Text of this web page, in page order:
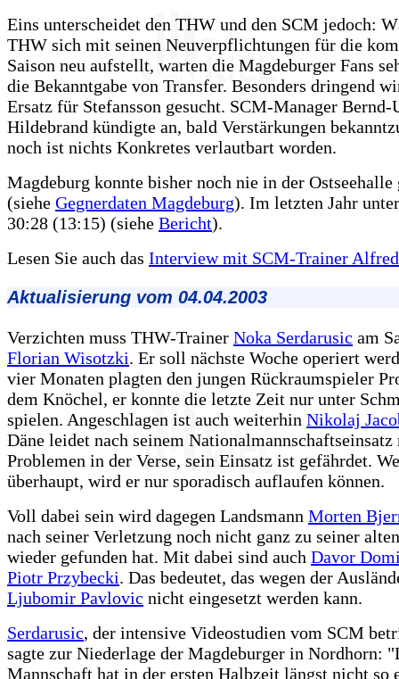
Eins unterscheidet den THW und den SCM jedoch:
THW sich mit seinen Neuverpflichtungen für die
Saison neu aufstellt, warten die Magdeburger Fans
die Bekanntgabe von Transfer. Besonders dringend
Ersatz für Stefansson gesucht. SCM-Manager Bernd-
Hildebrand kündigte an, bald Verstärkungen
noch ist nichts Konkretes verlautbart worden.
Magdeburg konnte bisher noch nie in der Ostseehalle
(siehe Gegnerdaten Magdeburg). Im letzten Jahr
30:28 (13:15) (siehe Bericht).
Lesen Sie auch das Interview mit SCM-Trainer
Aktualisierung vom 04.04.2003
Verzichten muss THW-Trainer Noka Serdarusic am
Florian Wisotzki. Er soll nächste Woche operiert
vier Monaten plagten den jungen Rückraumspieler
dem Knöchel, er konnte die letzte Zeit nur unter
spielen. Angeschlagen ist auch weiterhin Nikolaj
Däne leidet nach seinem Nationalmannschaftseinsatz
Problemen in der Verse, sein Einsatz ist gefährdet.
überhaupt, wird er nur sporadisch auflaufen können.
Voll dabei sein wird dagegen Landsmann Morten
nach seiner Verletzung noch nicht ganz zu seiner
wieder gefunden hat. Mit dabei sind auch Davor
Piotr Przybecki. Das bedeutet, das wegen der
Ljubomir Pavlovic nicht eingesetzt werden kann.
Serdarusic, der intensive Videostudien vom SCM
sagte zur Niederlage der Magdeburger in Nordhorn:
Mannschaft hat in der ersten Halbzeit längst nicht so